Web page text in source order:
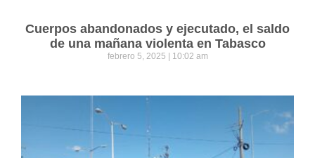
Cuerpos abandonados y ejecutado, el saldo
de una mañana violenta en Tabasco
febrero 5, 2025 10:02 am